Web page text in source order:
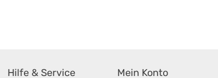
Hilfe & Service Mein Konto